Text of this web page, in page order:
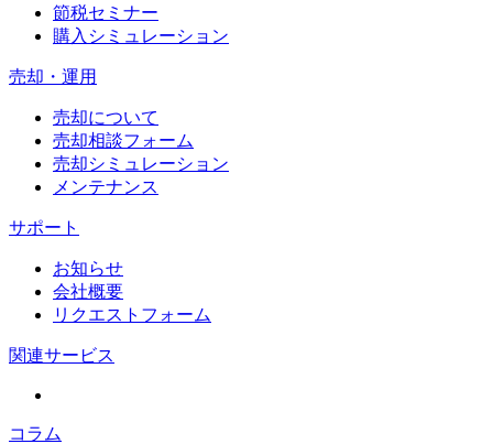
節税セミナー
購入シミュレーション
売却・運用
売却について
売却相談フォーム
売却シミュレーション
メンテナンス
サポート
お知らせ
会社概要
リクエストフォーム
関連サービス
コラム